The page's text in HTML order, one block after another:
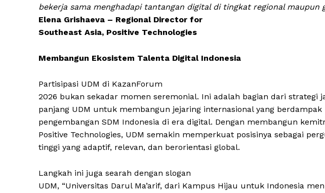
bekerja sama menghadapi tantangan digital di tingkat regional maupun
Elena Grishaeva – Regional Director for
Southeast Asia, Positive Technologies
Membangun Ekosistem Talenta Digital Indonesia
Partisipasi UDM di KazanForum
2026 bukan sekadar momen seremonial. Ini adalah bagian dari strategi
panjang UDM untuk membangun jejaring internasional yang berdampak
pengembangan SDM Indonesia di era digital. Dengan membangun
Positive Technologies, UDM semakin memperkuat posisinya sebagai
tinggi yang adaptif, relevan, dan berorientasi global.
Langkah ini juga searah dengan slogan
UDM, “Universitas Darul Ma’arif, dari Kampus Hijau untuk Indonesia